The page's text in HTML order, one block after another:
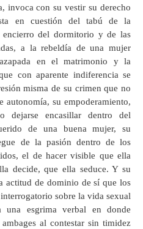
invoca con su vestir su derecho
en cuestión del tabú de la
encierro del dormitorio y de las
a la rebeldía de una mujer
en el matrimonio y la
con aparente indiferencia se
misma de su crimen que no
autonomía, su empoderamiento,
dejarse encasillar dentro del
de una buena mujer, su
de la pasión dentro de los
el de hacer visible que ella
decide, que ella seduce. Y su
actitud de dominio de sí que los
sobre la vida sexual
una esgrima verbal en donde
al contestar sin timidez